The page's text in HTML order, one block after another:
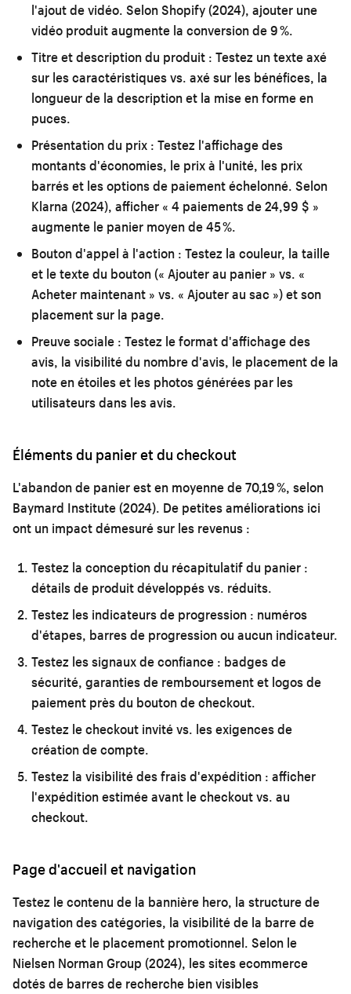
l'ajout de vidéo. Selon Shopify (2024), ajouter une
vidéo produit augmente la conversion de 9 %.
Titre et description du produit : Testez un texte axé
sur les caractéristiques vs. axé sur les bénéfices, la
longueur de la description et la mise en forme en
puces.
Présentation du prix : Testez l'affichage des
montants d'économies, le prix à l'unité, les prix
barrés et les options de paiement échelonné. Selon
Klarna (2024), afficher « 4 paiements de 24,99 $ »
augmente le panier moyen de 45 %.
Bouton d'appel à l'action : Testez la couleur, la taille
et le texte du bouton (« Ajouter au panier » vs. «
Acheter maintenant » vs. « Ajouter au sac ») et son
placement sur la page.
Preuve sociale : Testez le format d'affichage des
avis, la visibilité du nombre d'avis, le placement de la
note en étoiles et les photos générées par les
utilisateurs dans les avis.
Éléments du panier et du checkout
L'abandon de panier est en moyenne de 70,19 %, selon
Baymard Institute (2024). De petites améliorations ici
ont un impact démesuré sur les revenus :
Testez la conception du récapitulatif du panier :
détails de produit développés vs. réduits.
Testez les indicateurs de progression : numéros
d'étapes, barres de progression ou aucun indicateur.
Testez les signaux de confiance : badges de
sécurité, garanties de remboursement et logos de
paiement près du bouton de checkout.
Testez le checkout invité vs. les exigences de
création de compte.
Testez la visibilité des frais d'expédition : afficher
l'expédition estimée avant le checkout vs. au
checkout.
Page d'accueil et navigation
Testez le contenu de la bannière hero, la structure de
navigation des catégories, la visibilité de la barre de
recherche et le placement promotionnel. Selon le
Nielsen Norman Group (2024), les sites ecommerce
dotés de barres de recherche bien visibles